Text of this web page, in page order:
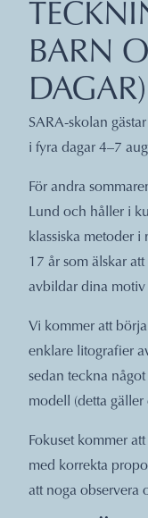
BARN
DAGAR)
SARA-skolan
i fyra dagar 4–7
För andra
Lund och håller i
klassiska metoder
17 år som älskar
avbildar dina motiv
Vi kommer att
enklare litografier
sedan teckna
modell (detta gäller
Fokuset kommer
med korrekta
att noga observera